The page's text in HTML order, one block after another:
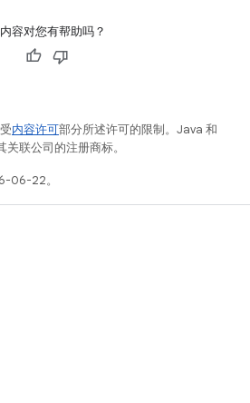
容对您有帮助吗？
内容许可部分所述许可的限制。Java 和
联公司的注册商标。
06-22。